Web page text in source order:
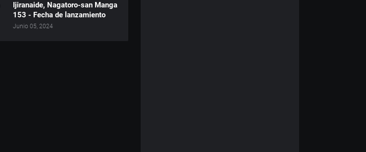
Ijiranaide, Nagatoro-san Manga
153 - Fecha de lanzamiento
Junio 05, 2024